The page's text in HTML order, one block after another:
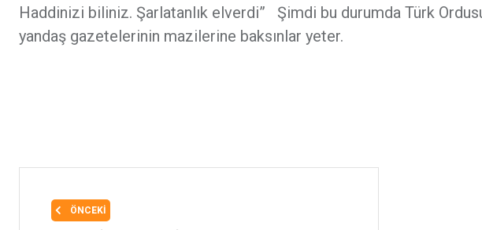
Haddinizi biliniz. Şarlatanlık elverdi” Şimdi bu durumda Türk
yandaş gazetelerinin mazilerine baksınlar yeter.
ÖNCEKI